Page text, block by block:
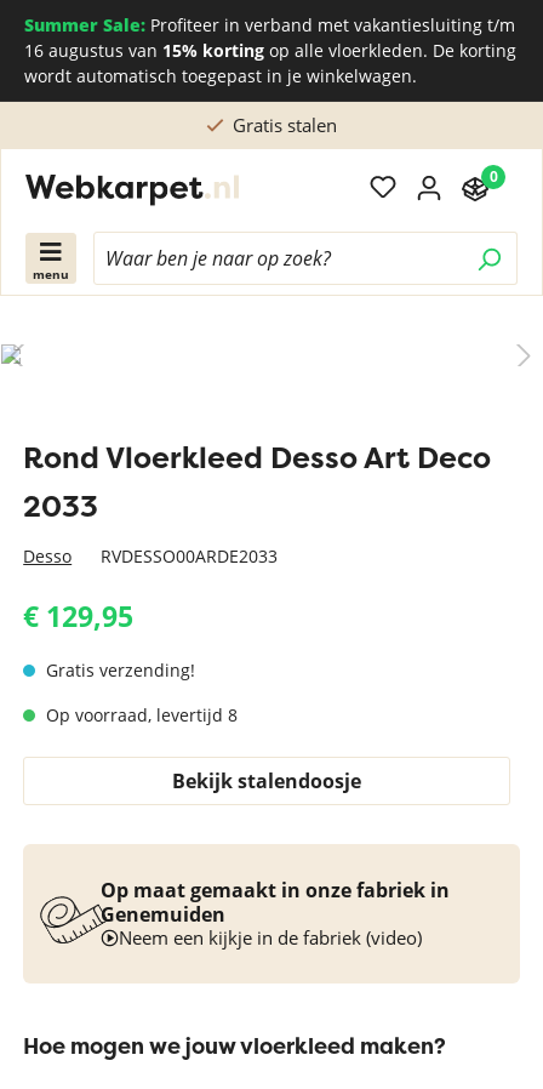
Summer Sale: Profiteer in verband met vakantiesluiting t/m
16 augustus van 15% korting op alle vloerkleden. De korting
wordt automatisch toegepast in je winkelwagen.
Gratis stalen
menu
0
Rond Vloerkleed Desso Art Deco
2033
Desso RVDESSO00ARDE2033
€ 129,95
Gratis verzending!
Op voorraad, levertijd 8
Bekijk stalendoosje
Op maat gemaakt in onze fabriek in
Genemuiden
Neem een kijkje in de fabriek (video)
Hoe mogen we jouw vloerkleed maken?